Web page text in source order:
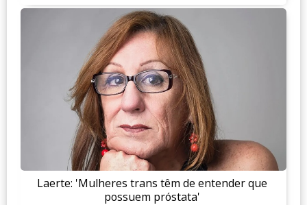
Laerte: 'Mulheres trans têm de entender que
possuem próstata'